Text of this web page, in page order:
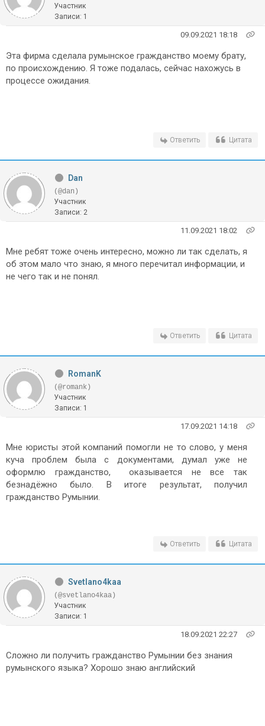
Участник
Записи: 1
09.09.2021 18:18
Эта фирма сделала румынское гражданство моему брату,
по происхождению. Я тоже подалась, сейчас нахожусь в
процессе ожидания.
Ответить Цитата
Dan
(@dan)
Участник
Записи: 2
11.09.2021 18:02
Мне ребят тоже очень интересно, можно ли так сделать, я
об этом мало что знаю, я много перечитал информации, и
не чего так и не понял.
Ответить Цитата
RomanK
(@romank)
Участник
Записи: 1
17.09.2021 14:18
Мне юристы этой компаний помогли не то слово, у меня
куча проблем была с документами, думал уже не
оформлю гражданство, оказывается не все так
безнадёжно было. В итоге результат, получил
гражданство Румынии.
Ответить Цитата
Svetlano4kaa
(@svetlano4kaa)
Участник
Записи: 1
18.09.2021 22:27
Сложно ли получить гражданство Румынии без знания
румынского языка? Хорошо знаю английский